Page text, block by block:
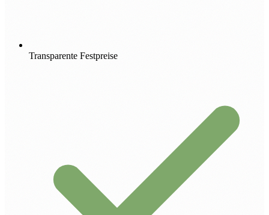
Transparente Festpreise